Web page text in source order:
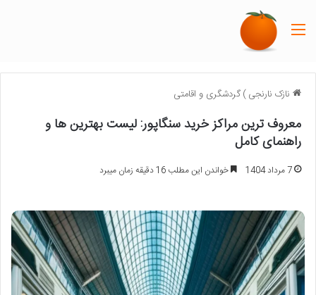
نازک نارنجی)گردشگری و اقامتی
معروف ترین مراکز خرید سنگاپور: لیست بهترین ها و
راهنمای کامل
7 مرداد 1404 خواندن این مطلب 16 دقیقه زمان میبرد